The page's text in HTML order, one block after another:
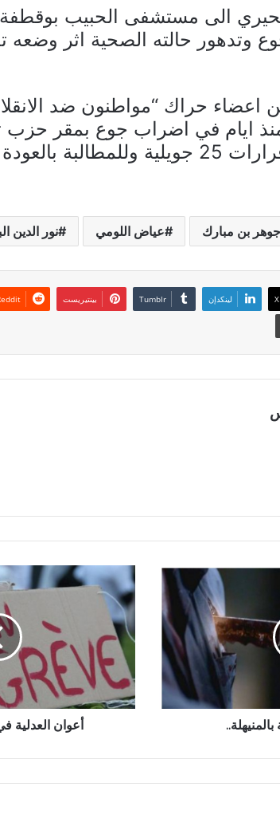
الى مستشفى الحبيب
وتدهور حالته الصحية اثر وضعه
اعضاء حراك “مواطنون ضد
منذ ايام في اضراب جوع بمقر حزب
للتعبير عن رفضهم قرارات 25 جويلية
جوهر بن مبارك عياض اللومي نور الدين
X لينكدإن بينتيريست
أعوان العدلية